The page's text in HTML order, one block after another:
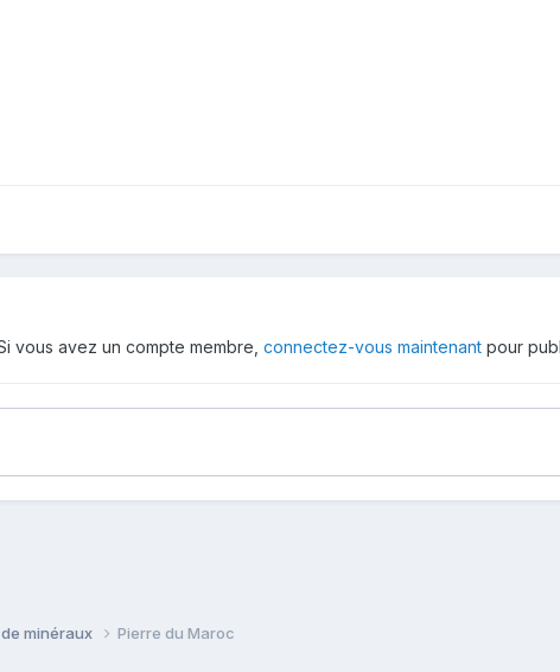
vous avez un compte membre, connectez-vous maintenant pour
minéraux Pierre du Maroc